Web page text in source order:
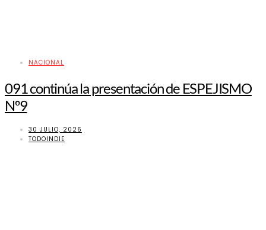
NACIONAL
091 continúa la presentación de ESPEJISMO
Nº9
30 JULIO, 2026
TODOINDIE